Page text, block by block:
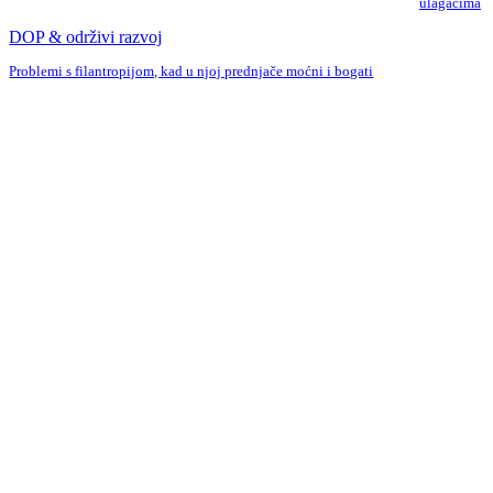
DOP & održivi razvoj
Problemi s filantropijom, kad u njoj prednjače moćni i bogati